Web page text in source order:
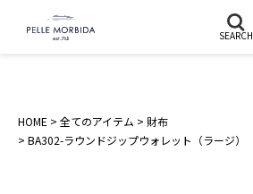
SEARCH
HOME 全てのアイテム
財布
BA302-ラウンドジップウォレット（ラージ）